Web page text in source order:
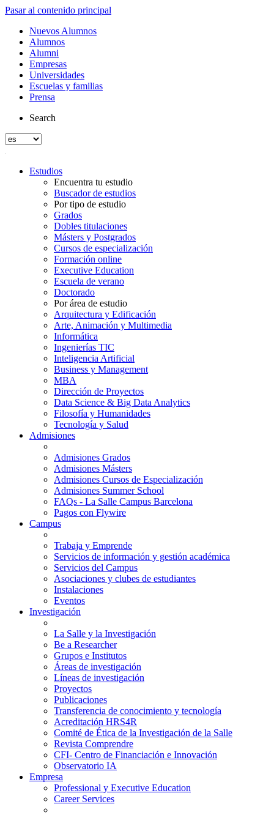
Pasar al contenido principal
Nuevos Alumnos
Alumnos
Alumni
Empresas
Universidades
Escuelas y familias
Prensa
Search
Estudios
Encuentra tu estudio
Buscador de estudios
Por tipo de estudio
Grados
Dobles titulaciones
Másters y Postgrados
Cursos de especialización
Formación online
Executive Education
Escuela de verano
Doctorado
Por área de estudio
Arquitectura y Edificación
Arte, Animación y Multimedia
Informática
Ingenierías TIC
Inteligencia Artificial
Business y Management
MBA
Dirección de Proyectos
Data Science & Big Data Analytics
Filosofía y Humanidades
Tecnología y Salud
Admisiones
Admisiones Grados
Admisiones Másters
Admisiones Cursos de Especialización
Admisiones Summer School
FAQs - La Salle Campus Barcelona
Pagos con Flywire
Campus
Trabaja y Emprende
Servicios de información y gestión académica
Servicios del Campus
Asociaciones y clubes de estudiantes
Instalaciones
Eventos
Investigación
La Salle y la Investigación
Be a Researcher
Grupos e Institutos
Áreas de investigación
Líneas de investigación
Proyectos
Publicaciones
Transferencia de conocimiento y tecnología
Acreditación HRS4R
Comité de Ética de la Investigación de la Salle
Revista Comprendre
CFI- Centro de Financiación e Innovación
Observatorio IA
Empresa
Professional y Executive Education
Career Services